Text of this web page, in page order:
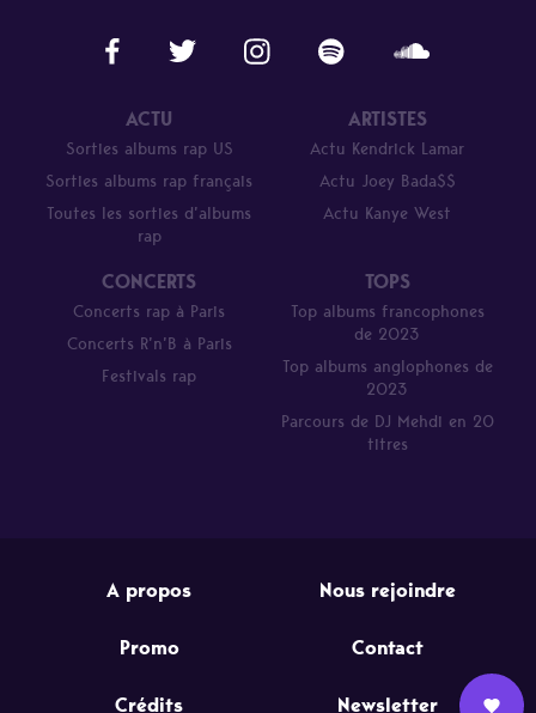
ACTU
Sorties albums rap US
Sorties albums rap français
Toutes les sorties d’albums
rap
ARTISTES
Actu Kendrick Lamar
Actu Joey Bada$$
Actu Kanye West
CONCERTS
Concerts rap à Paris
Concerts R’n’B à Paris
Festivals rap
TOPS
Top albums francophones
de 2023
Top albums anglophones de
2023
Parcours de DJ Mehdi en 20
titres
A propos Nous rejoindre
Promo Contact
Crédits Newsletter